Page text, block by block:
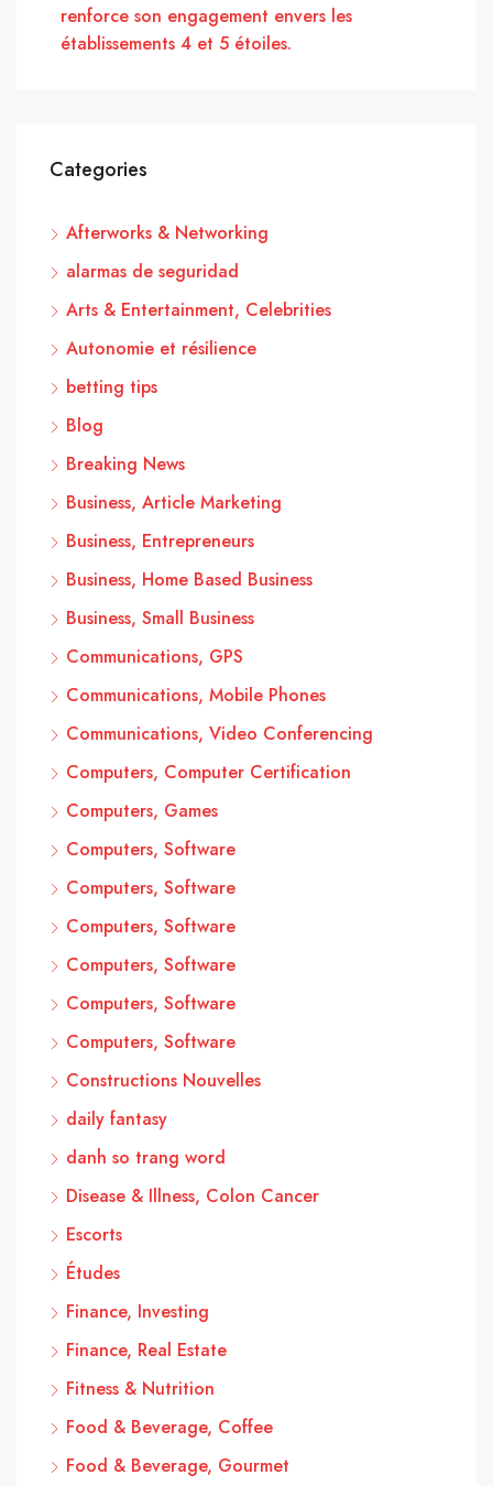
renforce son engagement envers les
établissements 4 et 5 étoiles.
Categories
Afterworks & Networking
alarmas de seguridad
Arts & Entertainment, Celebrities
Autonomie et résilience
betting tips
Blog
Breaking News
Business, Article Marketing
Business, Entrepreneurs
Business, Home Based Business
Business, Small Business
Communications, GPS
Communications, Mobile Phones
Communications, Video Conferencing
Computers, Computer Certification
Computers, Games
Computers, Software
Computers, Software
Computers, Software
Computers, Software
Computers, Software
Computers, Software
Constructions Nouvelles
daily fantasy
danh so trang word
Disease & Illness, Colon Cancer
Escorts
Études
Finance, Investing
Finance, Real Estate
Fitness & Nutrition
Food & Beverage, Coffee
Food & Beverage, Gourmet